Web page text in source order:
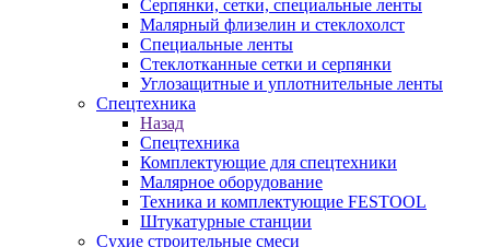
Серпянки, сетки, специальные ленты
Малярный флизелин и стеклохолст
Специальные ленты
Стеклотканные сетки и серпянки
Углозащитные и уплотнительные ленты
Спецтехника
Назад
Спецтехника
Комплектующие для спецтехники
Малярное оборудование
Техника и комплектующие FESTOOL
Штукатурные станции
Сухие строительные смеси